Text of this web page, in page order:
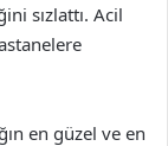
sızlattı. Acil
en güzel ve en